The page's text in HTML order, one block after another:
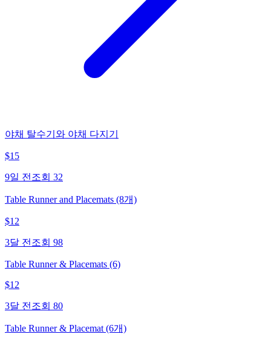
야채 탈수기와 야채 다지기
$15
9일 전 조회 32
Table Runner and Placemats (8개)
$12
3달 전 조회 98
Table Runner & Placemats (6)
$12
3달 전 조회 80
Table Runner & Placemat (6개)